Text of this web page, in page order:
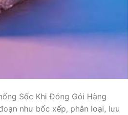
Sốc Khi Đóng Gói Hàng
như bốc xếp, phân loại, lưu